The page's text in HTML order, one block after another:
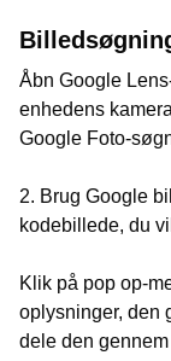
Åbn Google
enhedens
Google Foto-
2. Brug Google
kodebillede, du
Klik på pop op-
oplysninger, den
dele den